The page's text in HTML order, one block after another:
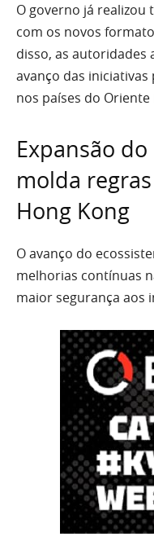
O governo já realizou
com os novos
disso, as autoridades
avanço das
nos países do Oriente
Expansão
molda
Hong Kong
O avanço do
melhorias contínuas
maior segurança aos